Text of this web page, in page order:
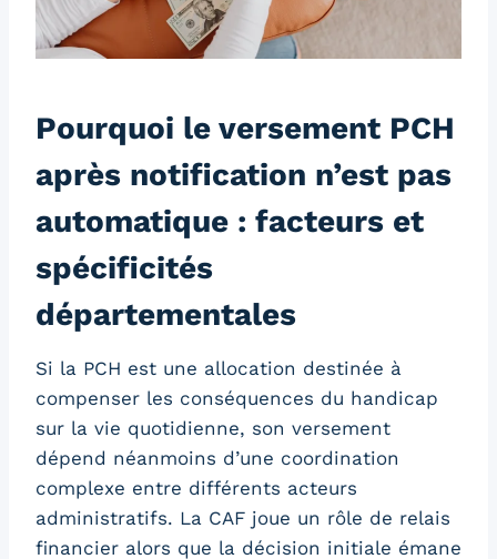
Pourquoi le versement PCH
après notification n’est pas
automatique : facteurs et
spécificités
départementales
Si la PCH est une allocation destinée à
compenser les conséquences du handicap
sur la vie quotidienne, son versement
dépend néanmoins d’une coordination
complexe entre différents acteurs
administratifs. La CAF joue un rôle de relais
financier alors que la décision initiale émane